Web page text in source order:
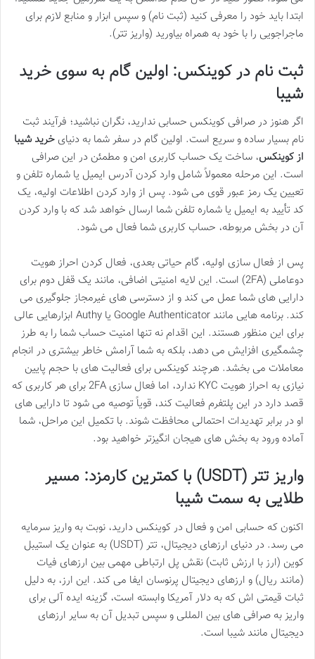
ابتدا باید خود را معرفی کنید (ثبت نام) و سپس ابزار و منابع لازم برای
ماجراجویی را با خود به همراه بیاورید (واریز تتر).
ثبت نام در کوینکس: اولین گام به سوی خرید
شیبا
اگر هنوز در صرافی کوینکس حسابی ندارید، نگران نباشید؛ فرآیند ثبت
نام بسیار ساده و سریع است. اولین گام در سفر شما به دنیای خرید شیبا
از کوینکس، ساخت یک حساب کاربری امن و مطمئن در این صرافی
است. این مرحله معمولاً شامل وارد کردن آدرس ایمیل یا شماره تلفن و
تعیین یک رمز عبور قوی می شود. پس از وارد کردن اطلاعات اولیه، یک
کد تأیید به ایمیل یا شماره تلفن شما ارسال خواهد شد که با وارد کردن
آن در بخش مربوطه، حساب کاربری شما فعال می شود.
پس از فعال سازی اولیه، گام حیاتی بعدی، فعال کردن احراز هویت
دوعاملی (2FA) است. این لایه امنیتی اضافی، مانند یک قفل دوم برای
دارایی های شما عمل می کند و از دسترسی های غیرمجاز جلوگیری می
کند. برنامه هایی مانند Google Authenticator یا Authy ابزارهایی عالی
برای این منظور هستند. این اقدام نه تنها امنیت حساب شما را به طرز
چشمگیری افزایش می دهد، بلکه به شما آرامش خاطر بیشتری در انجام
معاملات می بخشد. هرچند کوینکس برای فعالیت های با حجم پایین
نیازی به احراز هویت KYC ندارد، اما فعال سازی 2FA برای هر کاربری که
قصد دارد در این پلتفرم فعالیت کند، قویاً توصیه می شود تا دارایی های
او در برابر تهدیدات احتمالی محافظت شوند. با تکمیل این مراحل، شما
آماده ورود به بخش های هیجان انگیزتر خواهید بود.
واریز تتر (USDT) با کمترین کارمزد: مسیر
طلایی به سمت شیبا
اکنون که حسابی امن و فعال در کوینکس دارید، نوبت به واریز سرمایه
می رسد. در دنیای ارزهای دیجیتال، تتر (USDT) به عنوان یک استیبل
کوین (ارز با ارزش ثابت) نقش پل ارتباطی مهمی بین ارزهای فیات
(مانند ریال) و ارزهای دیجیتال پرنوسان ایفا می کند. این ارز، به دلیل
ثبات قیمتی اش که به دلار آمریکا وابسته است، گزینه ایده آلی برای
واریز به صرافی های بین المللی و سپس تبدیل آن به سایر ارزهای
دیجیتال مانند شیبا است.